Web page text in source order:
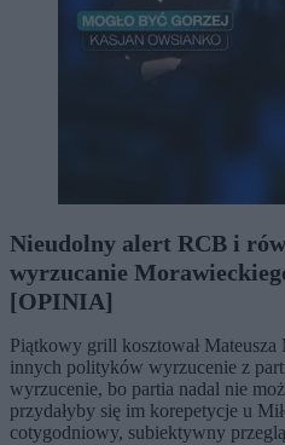
Nieudolny alert RCB i
wyrzucanie
[OPINIA]
Piątkowy grill kosztował
innych polityków wyrzucenie z
wyrzucenie, bo partia nadal nie
przydałyby się im korepetycje u
cotygodniowy, subiektywny